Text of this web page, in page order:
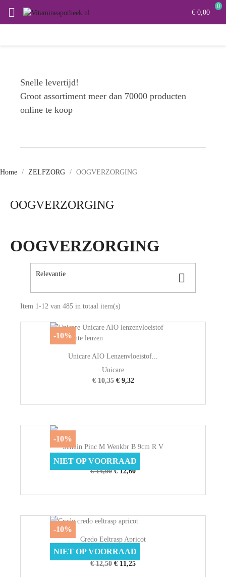
 € 0,00
0
Snelle levertijd!
Groot assortiment meer dan 70000 producten
online te koop
Home ZELFZORG OOGVERZORGING
OOGVERZORGING
OOGVERZORGING
Relevantie 
Item 1-12 van 485 in totaal item(s)
Unicare AIO Lenzenvloeistof...
Unicare
€ 10,35 € 9,32
-10%
Schuin Pinc M Wenkbr B 9cm R V
Credo
€ 14,00 € 12,60
-10%
NIET OP VOORRAAD
Credo Eeltrasp Apricot
Credo
€ 12,50 € 11,25
-10%
NIET OP VOORRAAD